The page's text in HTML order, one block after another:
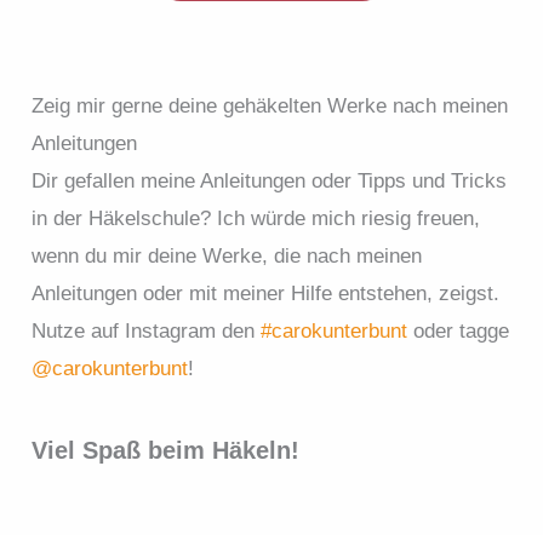
Zeig mir gerne deine gehäkelten Werke nach meinen
Anleitungen
Dir gefallen meine Anleitungen oder Tipps und Tricks
in der Häkelschule? Ich würde mich riesig freuen,
wenn du mir deine Werke, die nach meinen
Anleitungen oder mit meiner Hilfe entstehen, zeigst.
Nutze auf Instagram den#carokunterbunt oder tagge
@carokunterbunt!
Viel Spaß beim Häkeln!